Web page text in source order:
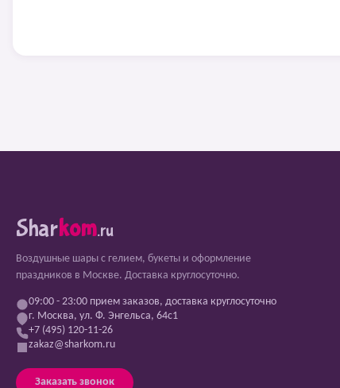
Sharkom.ru
Воздушные шары с гелием, букеты и оформление
праздников в Москве. Доставка круглосуточно.
09:00 - 23:00 прием заказов, доставка круглосуточно
г. Москва, ул. Ф. Энгельса, 64с1
+7 (495) 120-11-26
zakaz@sharkom.ru
Заказать звонок